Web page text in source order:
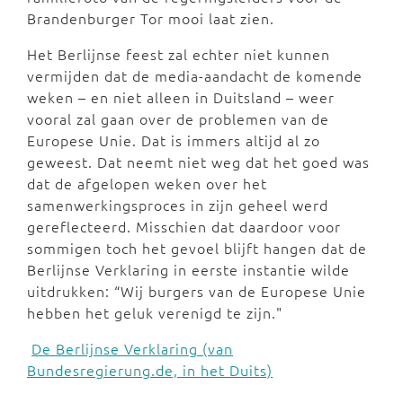
Brandenburger Tor mooi laat zien.
Het Berlijnse feest zal echter niet kunnen
vermijden dat de media-aandacht de komende
weken – en niet alleen in Duitsland – weer
vooral zal gaan over de problemen van de
Europese Unie. Dat is immers altijd al zo
geweest. Dat neemt niet weg dat het goed was
dat de afgelopen weken over het
samenwerkingsproces in zijn geheel werd
gereflecteerd. Misschien dat daardoor voor
sommigen toch het gevoel blijft hangen dat de
Berlijnse Verklaring in eerste instantie wilde
uitdrukken: “Wij burgers van de Europese Unie
hebben het geluk verenigd te zijn."
De Berlijnse Verklaring (van
Bundesregierung.de, in het Duits)